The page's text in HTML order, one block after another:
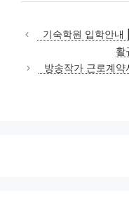
기숙학원 입학안내
활
방송작가 근로계